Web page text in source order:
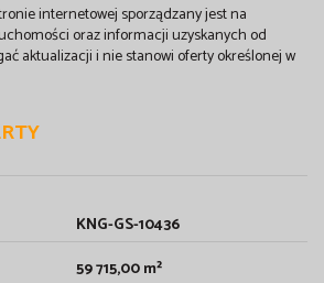
internetowej sporządzany jest na
oraz informacji uzyskanych od
aktualizacji i nie stanowi oferty określonej w
KNG-GS-10436
59 715,00 m²